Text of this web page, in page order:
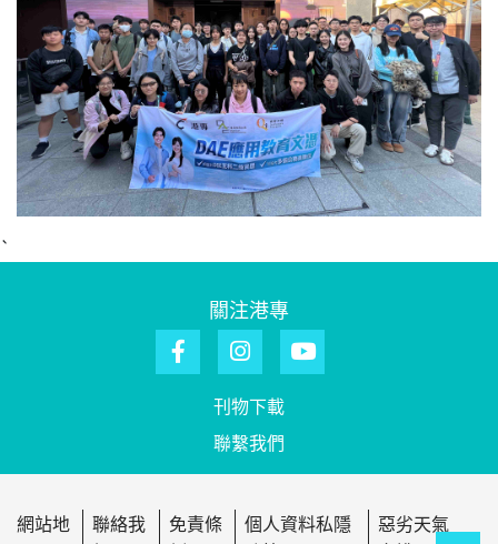
`
關注港專
刊物下載
聯繫我們
網站地
聯絡我
免責條
個人資料私隱
惡劣天氣